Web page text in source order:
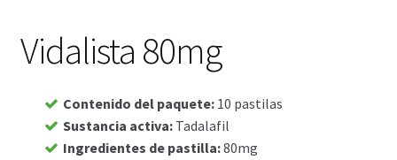
Halloween
Blog
Vidalista 80mg
Contenido del paquete: 10 pastilas
Sustancia activa: Tadalafil
Ingredientes de pastilla:80mg